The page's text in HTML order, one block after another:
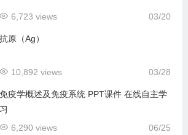
03/20
6,723 views
抗原（Ag）
03/28
10,892 views
免疫学概述及免疫系统 PPT课件 在线自主学
习
06/25
6,290 views